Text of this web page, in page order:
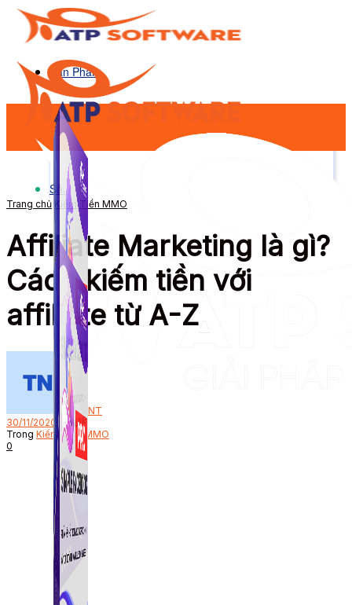
Sản Phẩm
Sản Phẩm
Trang chủ Kiếm Tiền MMO
Affiliate Marketing là gì?
Cách kiếm tiền với
affiliate từ A-Z
Bởi NT
30/11/2020
Trong Kiếm Tiền MMO
0